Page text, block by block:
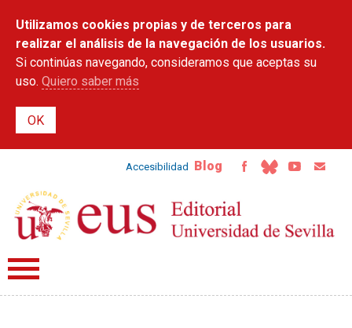
contenido
principal
Utilizamos cookies propias y de terceros para
realizar el análisis de la navegación de los usuarios.
Si continúas navegando, consideramos que aceptas su
uso. Quiero saber más
Accesibilidad Blog